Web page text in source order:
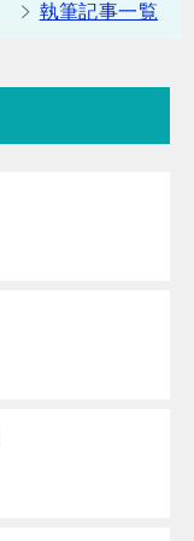
執筆記事一覧